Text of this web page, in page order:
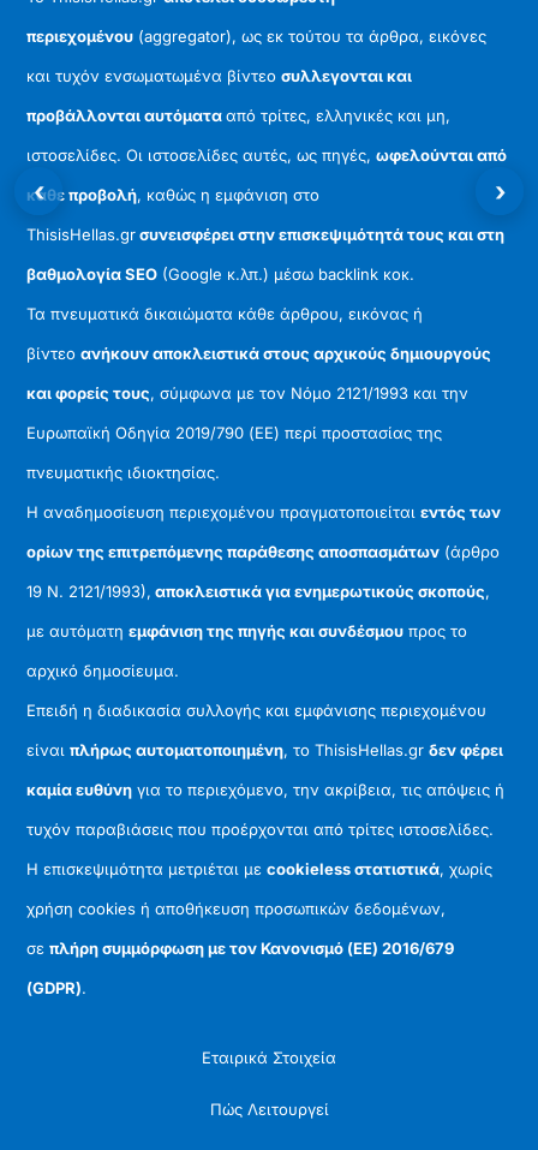
περιεχομένου (aggregator), ως εκ τούτου τα άρθρα, εικόνες
και τυχόν ενσωματωμένα βίντεοσυλλεγονται και
προβάλλονται αυτόματααπό τρίτες, ελληνικές και μη,
ιστοσελίδες. Οι ιστοσελίδες αυτές, ως πηγές,ωφελούνται από
κάθε προβολή, καθώς η εμφάνιση στο
ThisisHellas.grσυνεισφέρει στην επισκεψιμότητά τους και στη
βαθμολογία SEO (Google κ.λπ.) μέσω backlink κοκ.
Τα πνευματικά δικαιώματα κάθε άρθρου, εικόνας ή
βίντεοανήκουν αποκλειστικά στους αρχικούς δημιουργούς
και φορείς τους, σύμφωνα με τον Νόμο 2121/1993 και την
Ευρωπαϊκή Οδηγία 2019/790 (ΕΕ) περί προστασίας της
πνευματικής ιδιοκτησίας.
Η αναδημοσίευση περιεχομένου πραγματοποιείταιεντός των
ορίων της επιτρεπόμενης παράθεσης αποσπασμάτων (άρθρο
19 Ν. 2121/1993), αποκλειστικά για ενημερωτικούς σκοπούς,
με αυτόματηεμφάνιση της πηγής και συνδέσμου προς το
αρχικό δημοσίευμα.
Επειδή η διαδικασία συλλογής και εμφάνισης περιεχομένου
είναιπλήρως αυτοματοποιημένη, το ThisisHellas.grδεν φέρει
καμία ευθύνη για το περιεχόμενο, την ακρίβεια, τις απόψεις ή
τυχόν παραβιάσεις που προέρχονται από τρίτες ιστοσελίδες.
Η επισκεψιμότητα μετριέται μεcookieless στατιστικά, χωρίς
χρήση cookies ή αποθήκευση προσωπικών δεδομένων,
σεπλήρη συμμόρφωση με τον Κανονισμό (ΕΕ) 2016/679
(GDPR).
Εταιρικά Στοιχεία
Πώς Λειτουργεί
‹ ›